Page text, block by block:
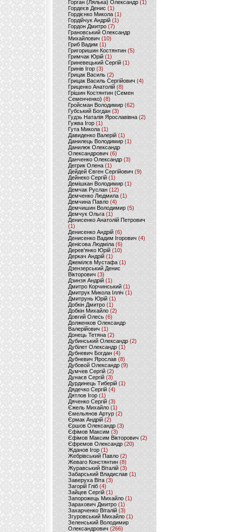
Горган (Лялька) Олександр(1)
Гордеєв Денис (1)
Гордієнко Микола (1)
Гордійчук Андрій (1)
Гордон Дмитро (7)
Грановський Олександр
Михайлович (10)
Гриб Вадим (1)
Григоришин Костянтин (5)
Гримчак Юрій(1)
Гриневецький Сергій(1)
Гринів Ігор (3)
Грицак Василь (2)
Грицак Василь Сергійович (4)
Гриценко Анатолій (8)
Грішин Костянтин (Семен
Семенченко)(8)
Гройсман Володимир(62)
Губський Богдан (3)
Гудзь Наталія Ярославівна(2)
Гужва Ігор (1)
Гута Микола (1)
Давиденко Валерій (1)
Данилець Володимир(1)
Данилюк Олександр
Олександрович (6)
Данченко Олександр (3)
Дегрик Олена(1)
Дейдей Євген Сергійович(9)
Дейнеко Сергій (1)
Демішкан Володимир(1)
Демчак Руслан (12)
Демченко Людмила (1)
Демчина Павло (4)
Демчишин Володимир (5)
Демчук Ольга(1)
Денисенко Анатолій Петрович
(1)
Денисенко Андрій (6)
Денисенко Вадим Ігорович (4)
Денісова Людміла(6)
Дерев'янко Юрій(10)
Деркач Андрій(1)
Джемілєв Мустафа (1)
Дзензерський Денис
Вікторович (3)
Дзинзя Андрій (1)
Дмитро Корчинський (1)
Дмитрук Микола Ілліч (1)
Дмитрунь Юрій (1)
Добкін Дмитро(1)
Добкін Михайло (2)
Довгий Олесь (6)
Долженков Олександр
Валерійович (1)
Донець Тетяна (2)
Дубинський Олександр(2)
Дубілет Олександр (1)
Дубневич Богдан (4)
Дубневич Ярослав (8)
Дубовой Олександр(9)
Думчев Сергій (2)
Дунаєв Сергій(3)
Дурдинець Тиберій (1)
Дядечко Сергій (4)
Дятлов Ігор (1)
Дяченко Сергій (3)
Єжель Михайло (1)
Ємельянов Артур (2)
Єрмак Андрій (2)
Єршов Олександр (3)
Єфімов Максим (3)
Єфімов Максим Вікторович (2)
Єфремов Олександр (20)
Жданов Ігор (1)
Жебрівський Павло (2)
Жеваго Констянтин (8)
Журавський Віталій (3)
Забарський Владислав (1)
Заверуха Віта (3)
Загорій Гліб (4)
Зайцев Сергій(1)
Запорожець Михайло (1)
Зарахович Дмитро (1)
Захарченко Віталій (3)
Згуровський Михайло (1)
Зеленський Володимир
Олександрович (266)